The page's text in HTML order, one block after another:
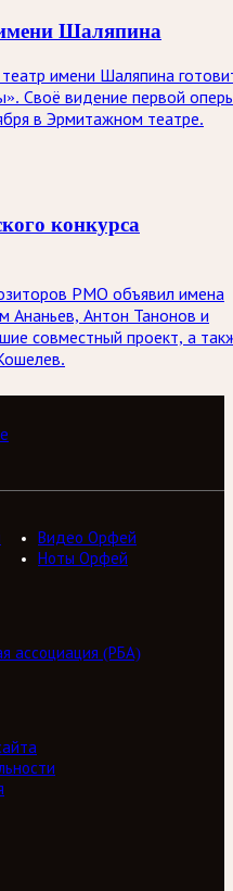
Шаляпина
имени Шаляпина
Своё видение первой
в Эрмитажном театре.
конкурса
РМО объявил имена
Ананьев, Антон Танонов и
совместный проект, а
Видео Орфей
Ноты Орфей
ассоциация (РБА)